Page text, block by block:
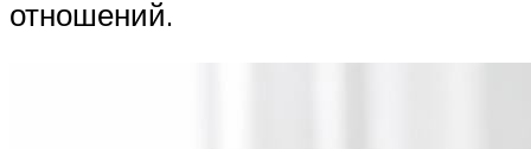
отношений.